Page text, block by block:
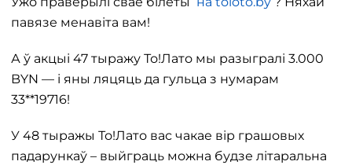
павязе менавіта вам!
А ў акцыі 47 тыражу То!Лато мы разыгралі 3.000
BYN — і яны ляцяць да гульца з нумарам
33**19716!
У 48 тыражы То!Лато вас чакае вір грашовых
падарункаў – выйграць можна будзе літаральна